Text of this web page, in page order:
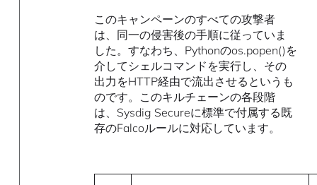
このキャンペーンのすべての攻撃者
は、同一の侵害後の手順に従っていま
した。すなわち、Pythonのos.popen()を
介してシェルコマンドを実行し、その
出力をHTTP経由で流出させるというも
のです。このキルチェーンの各段階
は、Sysdig Secureに標準で付属する既
存のFalcoルールに対応しています。